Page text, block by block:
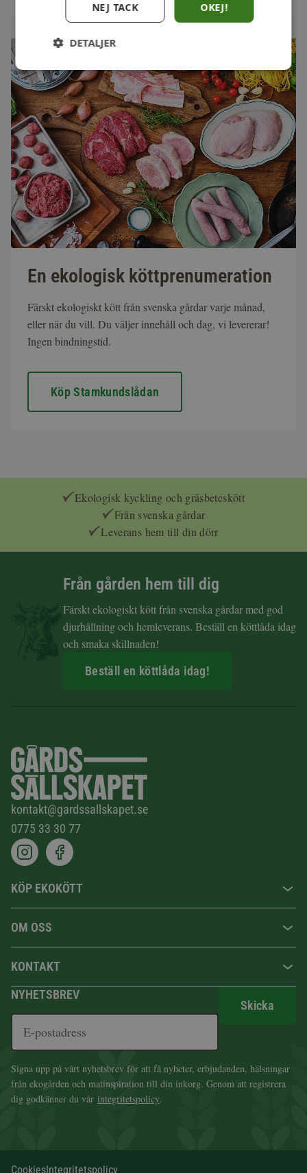
En ekologisk köttprenumeration
Färskt ekologiskt kött från svenska gårdar varje månad,
eller när du vill. Du väljer innehåll och dag, vi levererar!
Ingen bindningstid.
Köp Stamkundslådan
Ekologisk kyckling och gräsbeteskött
Från svenska gårdar
Leverans hem till din dörr
Från gården hem till dig
Färskt ekologiskt kött från svenska gårdar med god
djurhållning och hemleverans. Beställ en köttlåda idag
och smaka skillnaden!
Beställ en köttlåda idag!
kontakt@gardssallskapet.se
0775 33 30 77
KÖP EKOKÖTT
OM OSS
KONTAKT
NYHETSBREV
Skicka
Signa upp på vårt nyhetsbrev för att få nyheter, erbjudanden, hälsningar
från ekogården och matinspiration till din inkorg. Genom att registrera
dig godkänner du vår integritetspolicy.
CookiesIntegritetspolicy
OKEJ!
NEJ TACK
DETALJER